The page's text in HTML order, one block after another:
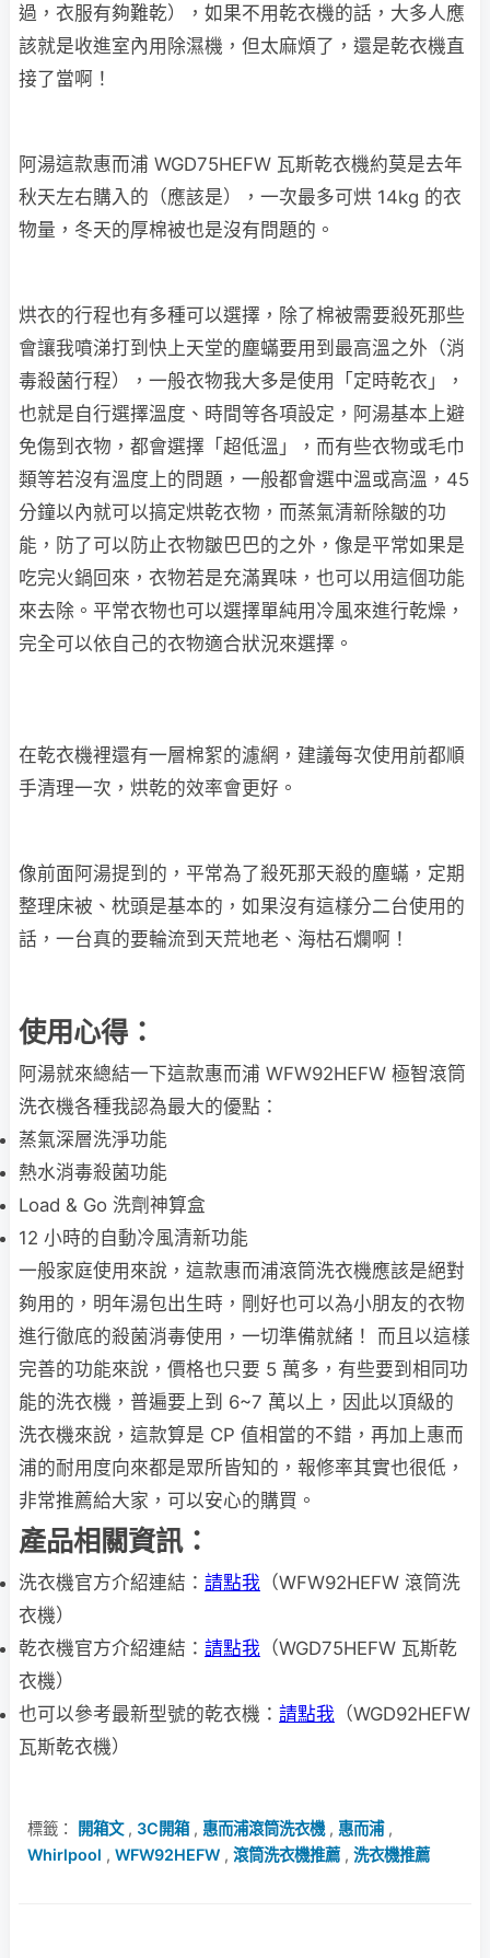
過，衣服有夠難乾），如果不用乾衣機的話，大多人應
該就是收進室內用除濕機，但太麻煩了，還是乾衣機直
接了當啊！
阿湯這款惠而浦 WGD75HEFW 瓦斯乾衣機約莫是去年
秋天左右購入的（應該是），一次最多可烘 14kg 的衣
物量，冬天的厚棉被也是沒有問題的。
烘衣的行程也有多種可以選擇，除了棉被需要殺死那些
會讓我噴涕打到快上天堂的塵蟎要用到最高溫之外（消
毒殺菌行程），一般衣物我大多是使用「定時乾衣」，
也就是自行選擇溫度、時間等各項設定，阿湯基本上避
免傷到衣物，都會選擇「超低溫」，而有些衣物或毛巾
類等若沒有溫度上的問題，一般都會選中溫或高溫，45
分鐘以內就可以搞定烘乾衣物，而蒸氣清新除皺的功
能，防了可以防止衣物皺巴巴的之外，像是平常如果是
吃完火鍋回來，衣物若是充滿異味，也可以用這個功能
來去除。平常衣物也可以選擇單純用冷風來進行乾燥，
完全可以依自己的衣物適合狀況來選擇。
在乾衣機裡還有一層棉絮的濾網，建議每次使用前都順
手清理一次，烘乾的效率會更好。
像前面阿湯提到的，平常為了殺死那天殺的塵蟎，定期
整理床被、枕頭是基本的，如果沒有這樣分二台使用的
話，一台真的要輪流到天荒地老、海枯石爛啊！
使用心得：
阿湯就來總結一下這款惠而浦 WFW92HEFW 極智滾筒
洗衣機各種我認為最大的優點：
蒸氣深層洗淨功能
熱水消毒殺菌功能
Load & Go 洗劑神算盒
12 小時的自動冷風清新功能
一般家庭使用來說，這款惠而浦滾筒洗衣機應該是絕對
夠用的，明年湯包出生時，剛好也可以為小朋友的衣物
進行徹底的殺菌消毒使用，一切準備就緒！ 而且以這樣
完善的功能來說，價格也只要 5 萬多，有些要到相同功
能的洗衣機，普遍要上到 6~7 萬以上，因此以頂級的
洗衣機來說，這款算是 CP 值相當的不錯，再加上惠而
浦的耐用度向來都是眾所皆知的，報修率其實也很低，
非常推薦給大家，可以安心的購買。
產品相關資訊：
洗衣機官方介紹連結： 請點我 （WFW92HEFW 滾筒洗
衣機）
乾衣機官方介紹連結： 請點我 （WGD75HEFW 瓦斯乾
衣機）
也可以參考最新型號的乾衣機： 請點我 （WGD92HEFW
瓦斯乾衣機）
標籤： 開箱文, 3C開箱, 惠而浦滾筒洗衣機, 惠而浦,
Whirlpool , WFW92HEFW , 滾筒洗衣機推薦, 洗衣機推薦